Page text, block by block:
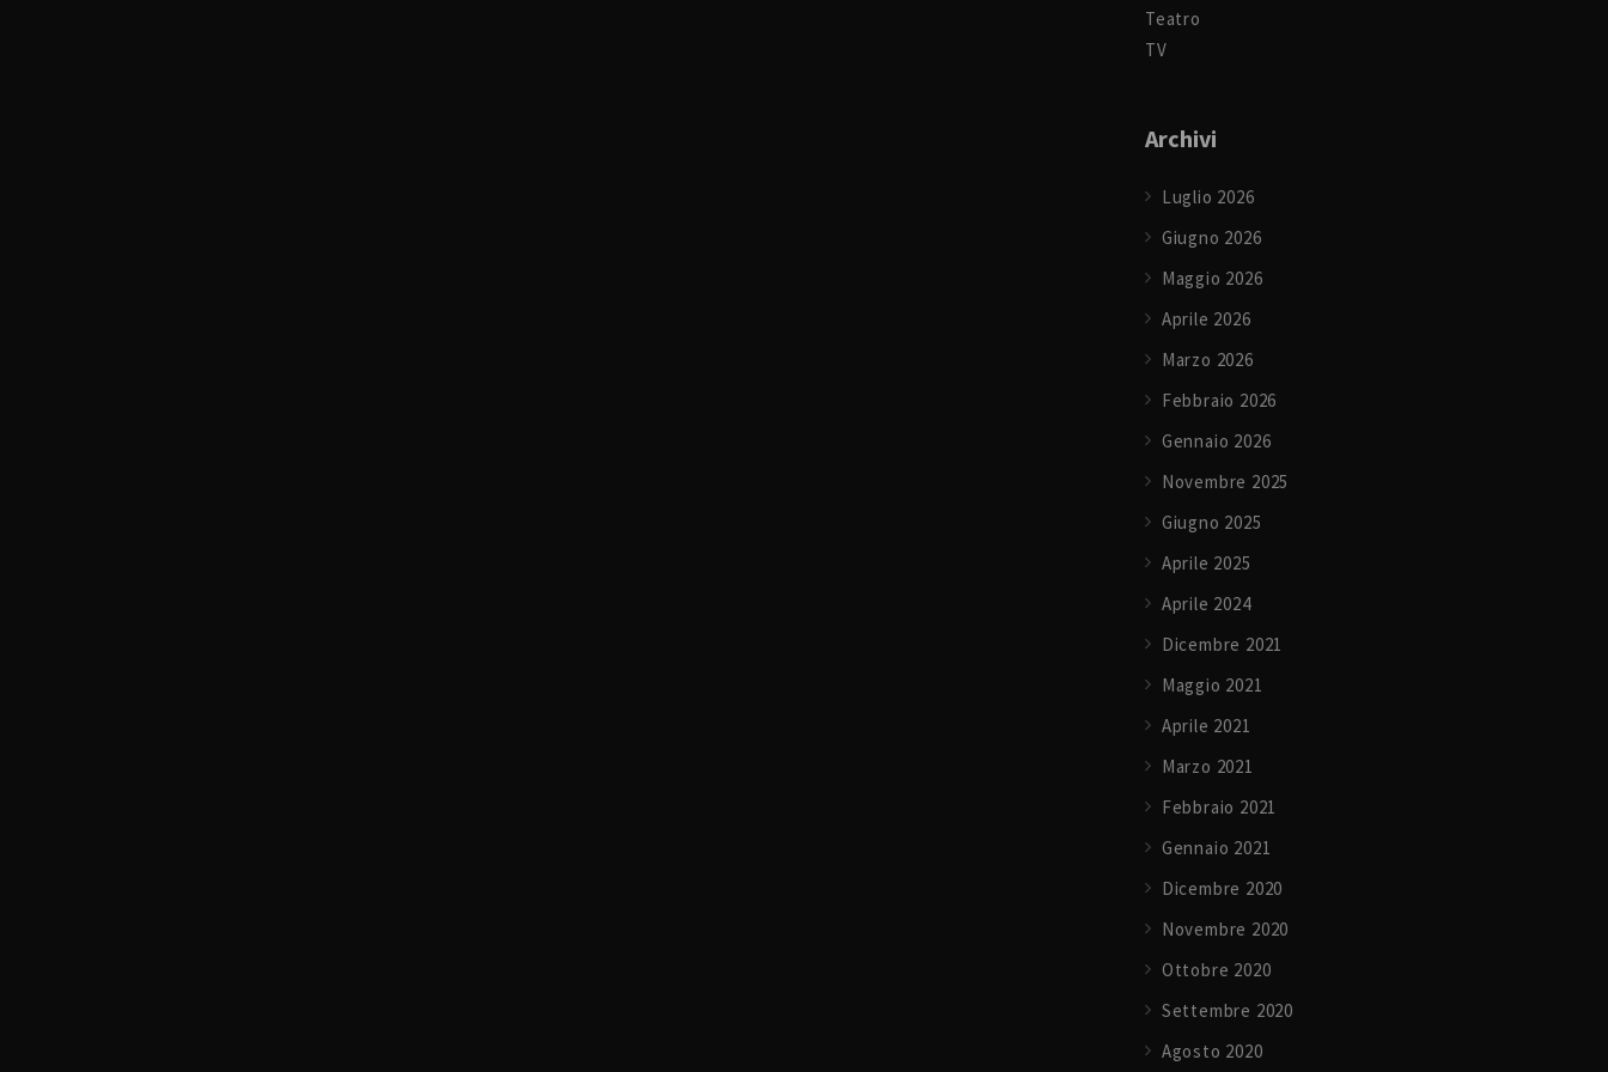
Teatro
TV
Archivi
Luglio 2026
Giugno 2026
Maggio 2026
Aprile 2026
Marzo 2026
Febbraio 2026
Gennaio 2026
Novembre 2025
Giugno 2025
Aprile 2025
Aprile 2024
Dicembre 2021
Maggio 2021
Aprile 2021
Marzo 2021
Febbraio 2021
Gennaio 2021
Dicembre 2020
Novembre 2020
Ottobre 2020
Settembre 2020
Agosto 2020